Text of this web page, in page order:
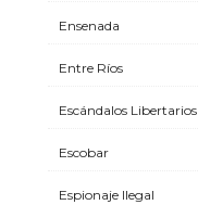
Ensenada
Entre Ríos
Escándalos Libertarios
Escobar
Espionaje Ilegal